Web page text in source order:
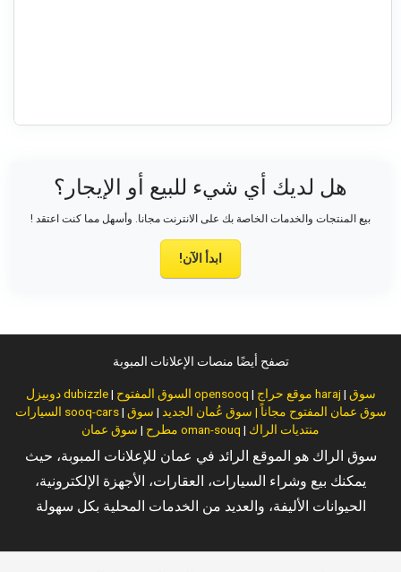
هل لديك أي شيء للبيع أو الإيجار؟
بيع المنتجات والخدمات الخاصة بك على الانترنت مجانا. وأسهل مما كنت اعتقد !
ابدأ الآن!
تصفح أيضًا منصات الإعلانات المبوبة
دوبيزل dubizzle| السوق المفتوح opensooq | موقع حراج haraj| سوق
السيارات sooq-cars| سوق عمان المفتوح مجاناً | سوق عُمان الجديد | سوق
مطرح | سوق عمان oman-souq | منتديات الراك
سوق الراك هو الموقع الرائد في عمان للإعلانات المبوبة، حيث
يمكنك بيع وشراء السيارات، العقارات، الأجهزة الإلكترونية،
الحيوانات الأليفة، والعديد من الخدمات المحلية بكل سهولة